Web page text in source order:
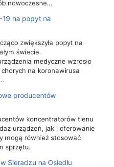
nowoczesne…
19 na popyt na
zwiększyła popyt na
świecie.
medyczne wzrosło
na koronawirusa
producentów
koncentratorów tlenu
urządzeń, jak i oferowanie
mogą również stosować
sprzętu.
Sieradzu na Osiedlu